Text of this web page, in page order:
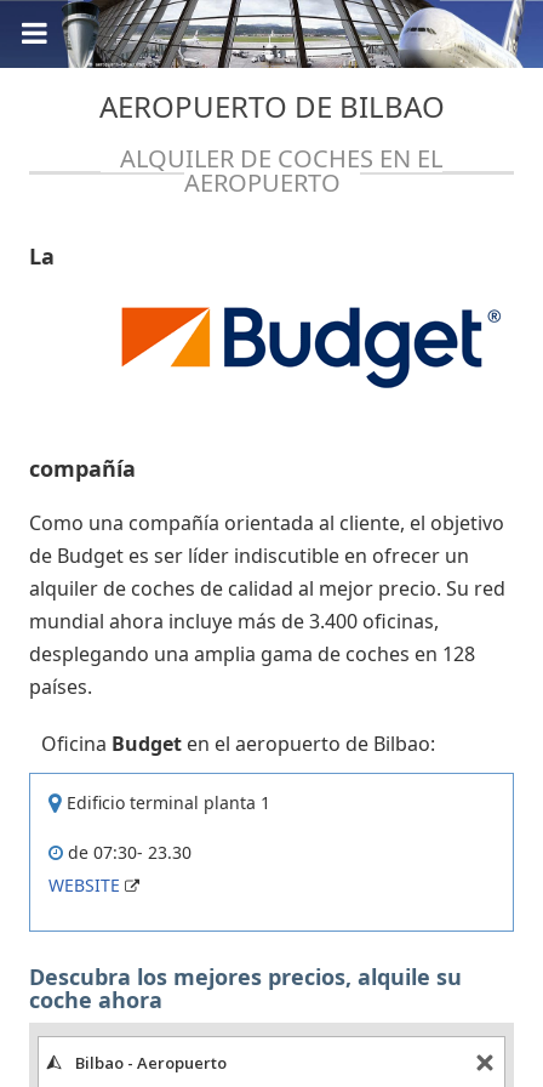
AEROPUERTO DE BILBAO
ALQUILER DE COCHES EN EL
AEROPUERTO
La
compañía
Como una compañía orientada al cliente, el objetivo
de Budget es ser líder indiscutible en ofrecer un
alquiler de coches de calidad al mejor precio. Su red
mundial ahora incluye más de 3.400 oficinas,
desplegando una amplia gama de coches en 128
países.
Oficina Budget en el aeropuerto de Bilbao:
Edificio terminal planta 1
de 07:30- 23.30
WEBSITE
Descubra los mejores precios, alquile su
coche ahora